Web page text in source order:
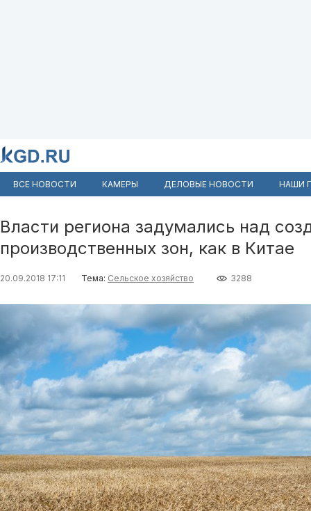
ВСЕ НОВОСТИ КАМЕРЫ ДЕЛОВЫЕ НОВОСТИ НАШИ
Власти региона задумались над
производственных зон, как в Китае
20.09.2018 17:11 Тема: Сельское хозяйство 3288